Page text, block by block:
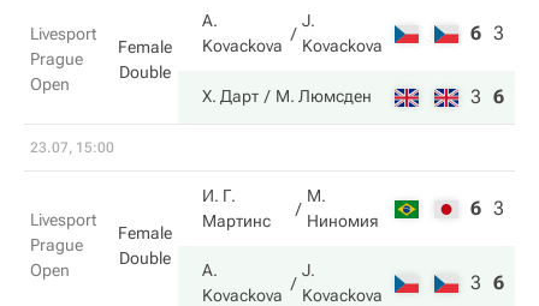
Livesport
Prague
Open
Female
Double
A.
Kovackova
J.
Kovackova
6 3
Х. Дарт М. Люмсден 3 6
23.07, 15:00
Livesport
Prague
Open
Female
Double
И. Г.
Мартинс
М.
Ниномия
6 3
A.
Kovackova
J.
Kovackova
3 6